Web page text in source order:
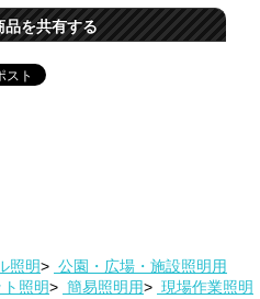
品を共有する
照明> 公園・広場・施設照明用
照明> 簡易照明用> 現場作業照明